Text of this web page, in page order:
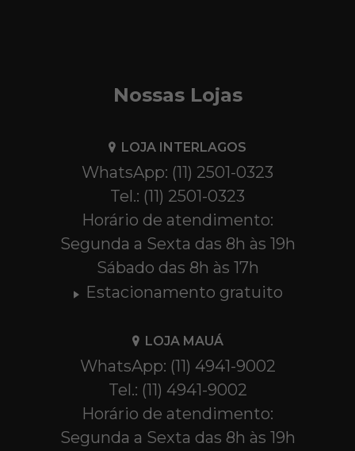
Nossas Lojas
LOJA INTERLAGOS
WhatsApp: (11) 2501-0323
Tel.: (11) 2501-0323
Horário de atendimento:
Segunda a Sexta das 8h às 19h
Sábado das 8h às 17h
Estacionamento gratuito
LOJA MAUÁ
WhatsApp: (11) 4941-9002
Tel.: (11) 4941-9002
Horário de atendimento:
Segunda a Sexta das 8h às 19h